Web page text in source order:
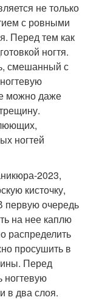
не только
с ровными
Перед тем как
ногтя.
смешанный с
можно даже
ногтей
2023,
кисточку,
первую очередь
на нее каплю
распределить
просушить в
Перед
ногтевую
в два слоя.